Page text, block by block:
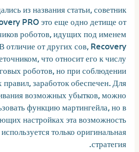
из названия статьи, советник
PRO это еще одно детище от
роботов, идущих под именем
от других сов, Recovery
что относит его к числу
роботов, но при соблюдении
заработок обеспечен. Для
возможных убытков, можно
функцию мартингейла, но в
настройках эта возможность
только оригинальная
стратегия.